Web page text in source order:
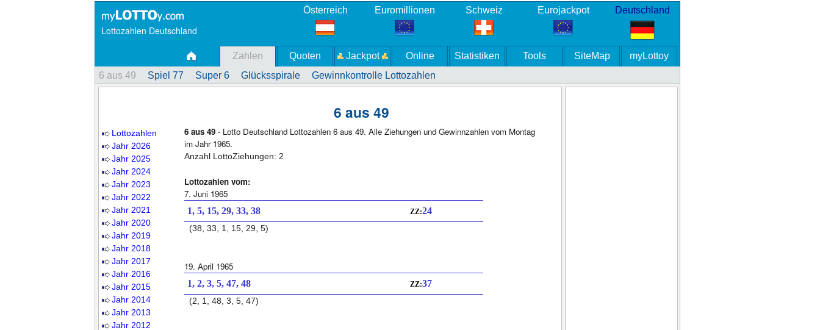
Lottozahlen Deutschland
Österreich Euromillionen Schweiz Eurojackpot Deutschland
Zahlen Quoten Jackpot Online Statistiken Tools SiteMap
myLottoy
6 aus 49
Spiel 77 Super 6 Glücksspirale Gewinnkontrolle Lottozahlen
Lottozahlen
Jahr 2026
Jahr 2025
Jahr 2024
Jahr 2023
Jahr 2022
Jahr 2021
Jahr 2020
Jahr 2019
Jahr 2018
Jahr 2017
Jahr 2016
Jahr 2015
Jahr 2014
Jahr 2013
Jahr 2012
6 aus 49
6 aus 49 - Lotto Deutschland Lottozahlen 6 aus 49. Alle Ziehungen und Gewinnzahlen vom Montag
im Jahr 1965.
Anzahl LottoZiehungen: 2
Lottozahlen vom:
7. Juni 1965
1, 5, 15, 29, 33, 38 ZZ:24
(38, 33, 1, 15, 29, 5)
19. April 1965
1, 2, 3, 5, 47, 48 ZZ:37
(2, 1, 48, 3, 5, 47)